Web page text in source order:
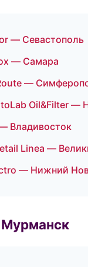
— Севастополь
— Самара
—
Oil&Filter —
Владивосток
Linea —
— Нижний